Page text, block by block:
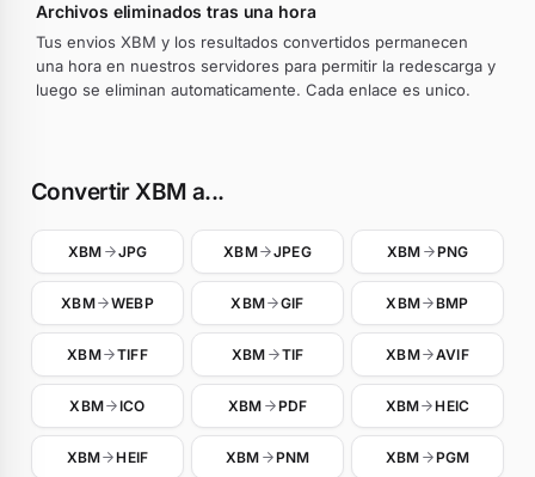
Archivos eliminados tras una hora
Tus envios XBM y los resultados convertidos permanecen
una hora en nuestros servidores para permitir la redescarga y
luego se eliminan automaticamente. Cada enlace es unico.
Convertir XBM a...
XBM JPG XBM JPEG XBM PNG
XBM WEBP XBM GIF XBM BMP
XBM TIFF XBM TIF XBM AVIF
XBM ICO XBM PDF XBM HEIC
XBM HEIF XBM PNM XBM PGM